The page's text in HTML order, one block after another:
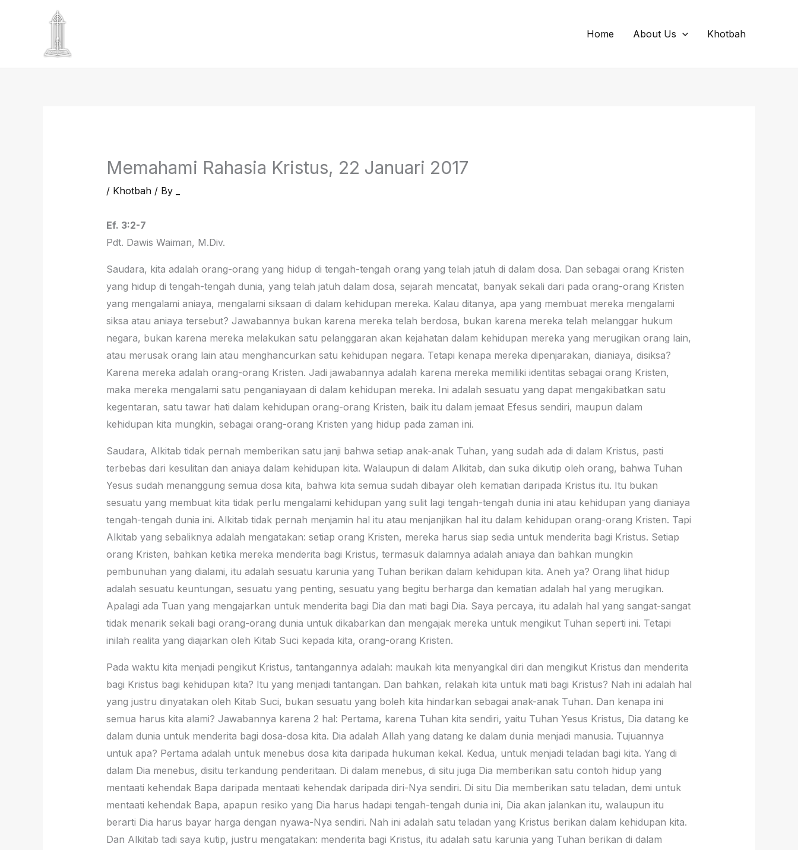
Home About Us Khotbah
Memahami Rahasia Kristus, 22 Januari 2017
/ Khotbah/ By
Ef. 3:2-7
Pdt. Dawis Waiman, M.Div.
Saudara, kita adalah orang-orang yang hidup di tengah-tengah orang yang telah jatuh di dalam dosa. Dan sebagai orang Kristen
yang hidup di tengah-tengah dunia, yang telah jatuh dalam dosa, sejarah mencatat, banyak sekali dari pada orang-orang Kristen
yang mengalami aniaya, mengalami siksaan di dalam kehidupan mereka. Kalau ditanya, apa yang membuat mereka mengalami
siksa atau aniaya tersebut? Jawabannya bukan karena mereka telah berdosa, bukan karena mereka telah melanggar hukum
negara, bukan karena mereka melakukan satu pelanggaran akan kejahatan dalam kehidupan mereka yang merugikan orang lain,
atau merusak orang lain atau menghancurkan satu kehidupan negara. Tetapi kenapa mereka dipenjarakan, dianiaya, disiksa?
Karena mereka adalah orang-orang Kristen. Jadi jawabannya adalah karena mereka memiliki identitas sebagai orang Kristen,
maka mereka mengalami satu penganiayaan di dalam kehidupan mereka. Ini adalah sesuatu yang dapat mengakibatkan satu
kegentaran, satu tawar hati dalam kehidupan orang-orang Kristen, baik itu dalam jemaat Efesus sendiri, maupun dalam
kehidupan kita mungkin, sebagai orang-orang Kristen yang hidup pada zaman ini.
Saudara, Alkitab tidak pernah memberikan satu janji bahwa setiap anak-anak Tuhan, yang sudah ada di dalam Kristus, pasti
terbebas dari kesulitan dan aniaya dalam kehidupan kita. Walaupun di dalam Alkitab, dan suka dikutip oleh orang, bahwa Tuhan
Yesus sudah menanggung semua dosa kita, bahwa kita semua sudah dibayar oleh kematian daripada Kristus itu. Itu bukan
sesuatu yang membuat kita tidak perlu mengalami kehidupan yang sulit lagi tengah-tengah dunia ini atau kehidupan yang dianiaya
tengah-tengah dunia ini. Alkitab tidak pernah menjamin hal itu atau menjanjikan hal itu dalam kehidupan orang-orang Kristen. Tapi
Alkitab yang sebaliknya adalah mengatakan: setiap orang Kristen, mereka harus siap sedia untuk menderita bagi Kristus. Setiap
orang Kristen, bahkan ketika mereka menderita bagi Kristus, termasuk dalamnya adalah aniaya dan bahkan mungkin
pembunuhan yang dialami, itu adalah sesuatu karunia yang Tuhan berikan dalam kehidupan kita. Aneh ya? Orang lihat hidup
adalah sesuatu keuntungan, sesuatu yang penting, sesuatu yang begitu berharga dan kematian adalah hal yang merugikan.
Apalagi ada Tuan yang mengajarkan untuk menderita bagi Dia dan mati bagi Dia. Saya percaya, itu adalah hal yang sangat-sangat
tidak menarik sekali bagi orang-orang dunia untuk dikabarkan dan mengajak mereka untuk mengikut Tuhan seperti ini. Tetapi
inilah realita yang diajarkan oleh Kitab Suci kepada kita, orang-orang Kristen.
Pada waktu kita menjadi pengikut Kristus, tantangannya adalah: maukah kita menyangkal diri dan mengikut Kristus dan menderita
bagi Kristus bagi kehidupan kita? Itu yang menjadi tantangan. Dan bahkan, relakah kita untuk mati bagi Kristus? Nah ini adalah hal
yang justru dinyatakan oleh Kitab Suci, bukan sesuatu yang boleh kita hindarkan sebagai anak-anak Tuhan. Dan kenapa ini
semua harus kita alami? Jawabannya karena 2 hal: Pertama, karena Tuhan kita sendiri, yaitu Tuhan Yesus Kristus, Dia datang ke
dalam dunia untuk menderita bagi dosa-dosa kita. Dia adalah Allah yang datang ke dalam dunia menjadi manusia. Tujuannya
untuk apa? Pertama adalah untuk menebus dosa kita daripada hukuman kekal. Kedua, untuk menjadi teladan bagi kita. Yang di
dalam Dia menebus, disitu terkandung penderitaan. Di dalam menebus, di situ juga Dia memberikan satu contoh hidup yang
mentaati kehendak Bapa daripada mentaati kehendak daripada diri-Nya sendiri. Di situ Dia memberikan satu teladan, demi untuk
mentaati kehendak Bapa, apapun resiko yang Dia harus hadapi tengah-tengah dunia ini, Dia akan jalankan itu, walaupun itu
berarti Dia harus bayar harga dengan nyawa-Nya sendiri. Nah ini adalah satu teladan yang Kristus berikan dalam kehidupan kita.
Dan Alkitab tadi saya kutip, justru mengatakan: menderita bagi Kristus, itu adalah satu karunia yang Tuhan berikan di dalam